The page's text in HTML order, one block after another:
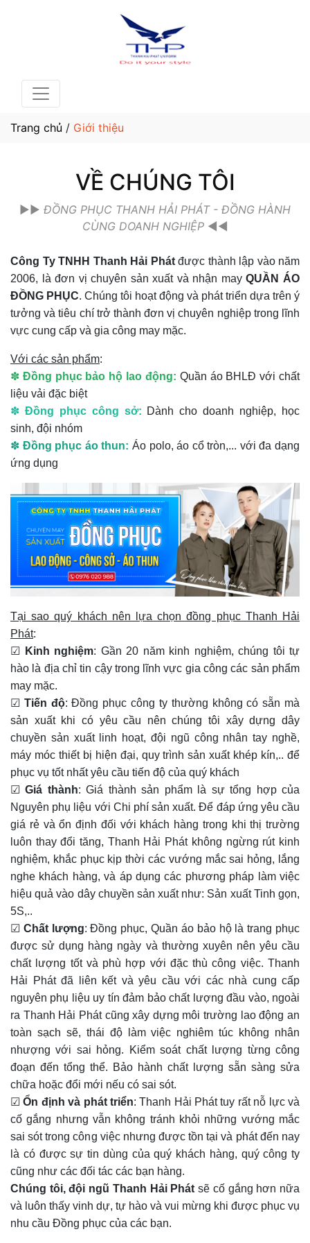
Trang chủ / Giới thiệu
VỀ CHÚNG TÔI
►► ĐỒNG PHỤC THANH HẢI PHÁT - ĐỒNG HÀNH
CÙNG DOANH NGHIỆP◄◄
Công Ty TNHH Thanh Hải Phátđược thành lập vào năm
2006, là đơn vị chuyên sản xuất và nhận mayQUẦN ÁO
ĐỒNG PHỤC. Chúng tôi hoạt động và phát triển dựa trên ý
tưởng và tiêu chí trở thành đơn vị chuyên nghiệp trong lĩnh
vực cung cấp và gia công may mặc.
Với các sản phẩm:
✽ Đồng phục bảo hộ lao động: Quần áo BHLĐ với chất
liệu vải đặc biệt
✽ Đồng phục công sở: Dành cho doanh nghiệp, học
sinh, đội nhóm
✽ Đồng phục áo thun: Áo polo, áo cổ tròn,... với đa dạng
ứng dụng
Tại sao quý khách nên lựa chọn đồng phục Thanh Hải
Phát:
☑
Kinh nghiệm: Gần 20 năm kinh nghiệm, chúng tôi tự
hào là địa chỉ tin cậy trong lĩnh vực gia công các sản phẩm
may mặc.
☑ Tiến độ: Đồng phục công ty thường không có sẵn mà
sản xuất khi có yêu cầu nên chúng tôi xây dựng dây
chuyền sản xuất linh hoạt, đội ngũ công nhân tay nghề,
máy móc thiết bị hiện đại, quy trình sản xuất khép kín,.. để
phục vụ tốt nhất yêu cầu tiến độ của quý khách
☑Giá thành: Giá thành sản phẩm là sự tổng hợp của
Nguyên phụ liệu với Chi phí sản xuất. Để đáp ứng yêu cầu
giá rẻ và ổn định đối với khách hàng trong khi thị trường
luôn thay đổi tăng, Thanh Hải Phát không ngừng rút kinh
nghiệm, khắc phục kịp thời các vướng mắc sai hỏng, lắng
nghe khách hàng, và áp dụng các phương pháp làm việc
hiệu quả vào dây chuyền sản xuất như: Sản xuất Tinh gọn,
5S,..
☑ Chất lượng: Đồng phục, Quần áo bảo hộ là trang phục
được sử dụng hàng ngày và thường xuyên nên yêu cầu
chất lượng tốt và phù hợp với đặc thù công việc. Thanh
Hải Phát đã liên kết và yêu cầu với các nhà cung cấp
nguyên phụ liệu uy tín đảm bảo chất lượng đầu vào, ngoài
ra Thanh Hải Phát cũng xây dựng môi trường lao động an
toàn sạch sẽ, thái độ làm việc nghiêm túc không nhân
nhượng với sai hỏng. Kiểm soát chất lượng từng công
đoạn đến tổng thể. Bảo hành chất lượng sẵn sàng sửa
chữa hoặc đổi mới nếu có sai sót.
☑Ổn định và phát triển: Thanh Hải Phát tuy rất nỗ lực và
cố gắng nhưng vẫn không tránh khỏi những vướng mắc
sai sót trong công việc nhưng được tồn tại và phát đến nay
là có được sự tin dùng của quý khách hàng, quý công ty
cũng như các đối tác các bạn hàng.
Chúng tôi, đội ngũ Thanh Hải Phát sẽ cố gắng hơn nữa
và luôn thấy vinh dự, tự hào và vui mừng khi được phục vụ
nhu cầu Đồng phục của các bạn.